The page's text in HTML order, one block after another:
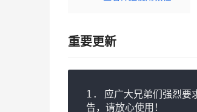
重要更新
1. 应广大兄弟们强烈要
告，请放心使用！